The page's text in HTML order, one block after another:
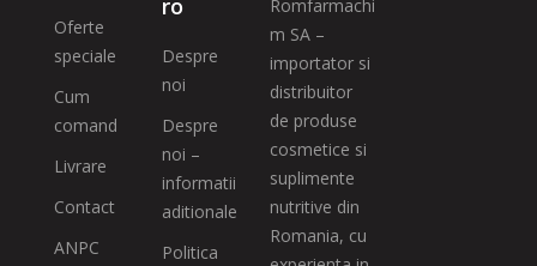
Oferte
speciale
Cum
comand
Livrare
Contact
ANPC
ro
Despre
noi
Despre
noi –
informatii
aditionale
Politica
Romfarmachi
m SA –
importator si
distribuitor
de produse
cosmetice si
suplimente
nutritive din
Romania, cu